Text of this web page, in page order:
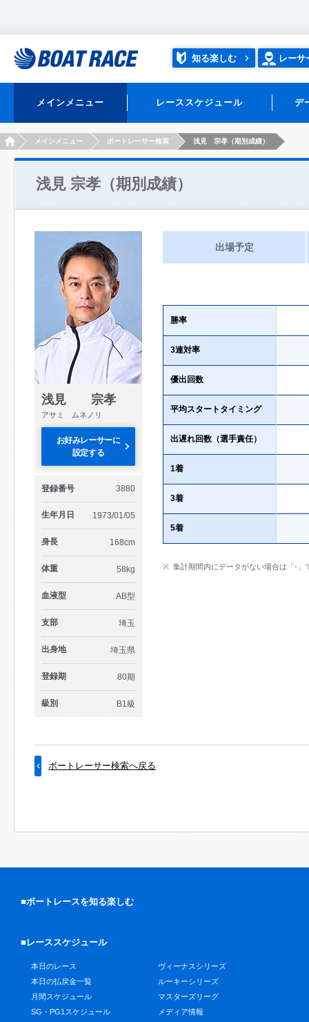
知る楽しむ レーサ
メインメニュー レーススケジュール デ
HOMEメインメニュー ボートレーサー検索 浅見 宗孝（期別成績）
浅見 宗孝（期別成績）
浅見 宗孝
アサミ ムネノリ
お好みレーサーに
設定する
登録番号 3880
生年月日 1973/01/05
身長 168cm
体重 58kg
血液型 AB型
支部 埼玉
出身地 埼玉県
登録期 80期
級別 B1級
出場予定
勝率
3連対率
優出回数
平均スタートタイミング
出遅れ回数（選手責任）
1着
3着
5着
集計期間内にデータがない場合は「-」
ボートレーサー検索へ戻る
■ボートレースを知る楽しむ
■レーススケジュール
本日のレース
本日の払戻金一覧
月間スケジュール
SG・PG1スケジュール
ヴィーナスシリーズ
ルーキーシリーズ
マスターズリーグ
メディア情報